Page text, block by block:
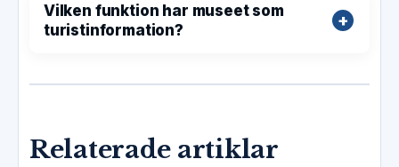
Vilken funktion har museet som
turistinformation?
Relaterade artiklar